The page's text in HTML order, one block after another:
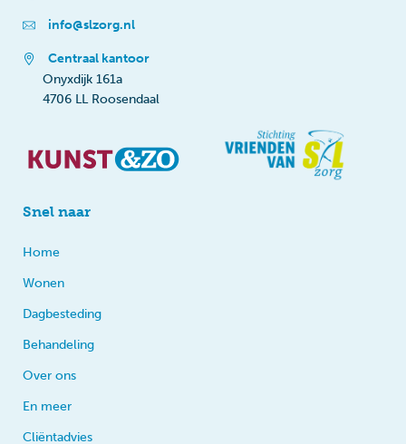
info@slzorg.nl
Centraal kantoor
Onyxdijk 161a
4706 LL Roosendaal
Snel naar
Home
Wonen
Dagbesteding
Behandeling
Over ons
En meer
Cliëntadvies